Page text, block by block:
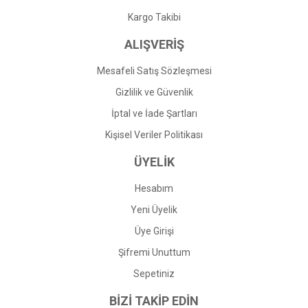
Gönder
Kargo Takibi
ALIŞVERİŞ
Mesafeli Satış Sözleşmesi
Gizlilik ve Güvenlik
İptal ve İade Şartları
Kişisel Veriler Politikası
ÜYELİK
Hesabım
Yeni Üyelik
Üye Girişi
Şifremi Unuttum
Sepetiniz
BİZİ TAKİP EDİN